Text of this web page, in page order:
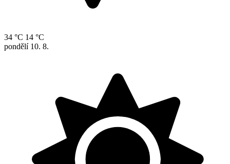
34 °C 14 °C
pondělí 10. 8.